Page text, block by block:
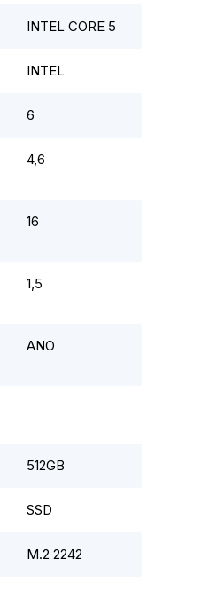
INTEL CORE 5
INTEL
6
4,6
16
1,5
ANO
512GB
SSD
M.2 2242